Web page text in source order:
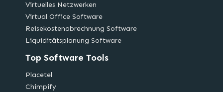
Virtuelles Netzwerken
Virtual Office Software
Reisekostenabrechnung Software
Liquiditätsplanung Software
Top Software Tools
Placetel
Chimpify